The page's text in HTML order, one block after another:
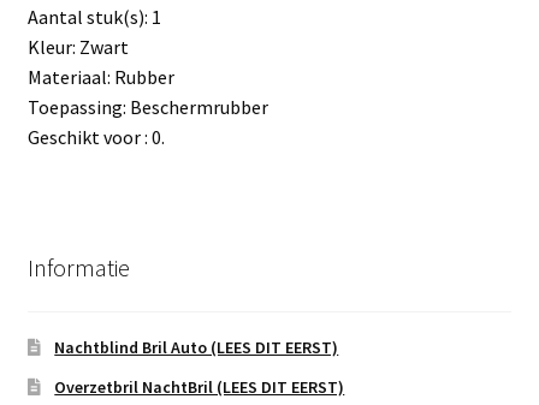
Aantal stuk(s): 1
Kleur: Zwart
Materiaal: Rubber
Toepassing: Beschermrubber
Geschikt voor : 0.
Informatie
Nachtblind Bril Auto (LEES DIT EERST)
Overzetbril NachtBril (LEES DIT EERST)